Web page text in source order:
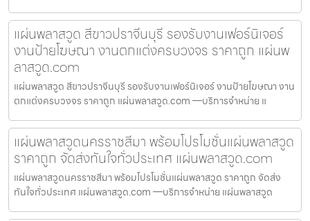
แผ่นพลาสวูด สีขาวปราจีนบุรี รองรับงานเฟอร์นิเจอร์
งานป้ายโฆษณา งานตกแต่งครบวงจร ราคาถูก แผ่นพ
ลาสวูด.com
แผ่นพลาสวูด สีขาวปราจีนบุรี รองรับงานเฟอร์นิเจอร์ งานป้ายโฆษณา งาน
ตกแต่งครบวงจร ราคาถูก แผ่นพลาสวูด.com —บริการจำหน่าย แ
แผ่นพลาสวูดนครราชสีมา พร้อมโปรโมชั่นแผ่นพลาสวูด
ราคาถูก จัดส่งทันใจทั่วประเทศ แผ่นพลาสวูด.com
แผ่นพลาสวูดนครราชสีมา พร้อมโปรโมชั่นแผ่นพลาสวูด ราคาถูก จัดส่ง
ทันใจทั่วประเทศ แผ่นพลาสวูด.com —บริการจำหน่าย แผ่นพลาสวูด